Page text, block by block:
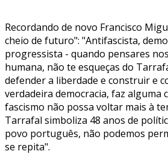
Recordando de novo Francisco
cheio de futuro": "Antifascista,
progressista - quando pensares
humana, não te esqueças do
defender a liberdade e construir e
verdadeira democracia, faz alguma
fascismo não possa voltar mais à
Tarrafal simboliza 48 anos de
povo português, não podemos
se repita".